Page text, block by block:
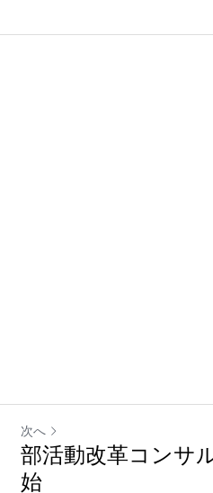
次へ
部活動改革コンサ
始